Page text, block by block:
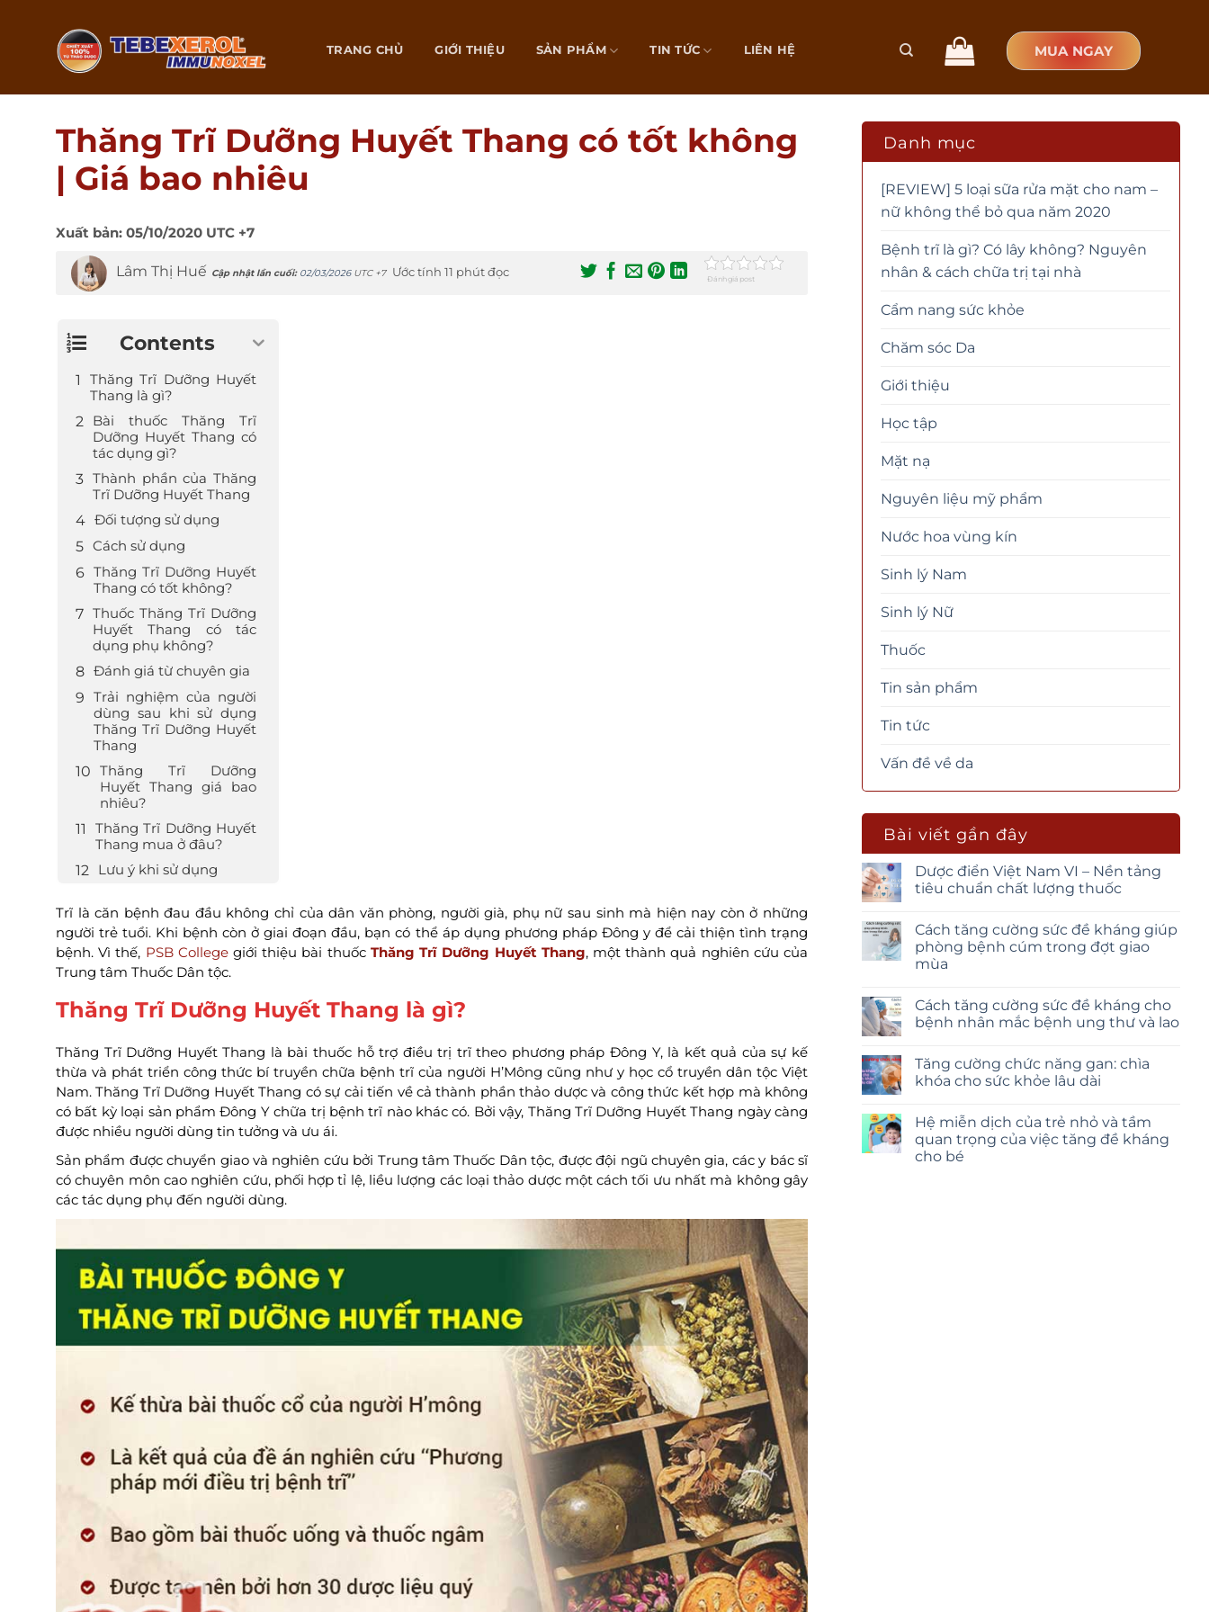
TRANG CHỦ GIỚI THIỆU SẢN PHẨM TIN TỨC LIÊN HỆ MUA NGAY
Thăng Trĩ Dưỡng Huyết Thang có tốt không
| Giá bao nhiêu
Xuất bản: 05/10/2020 UTC +7
Lâm Thị Huế Cập nhật lần cuối: 02/03/2026UTC +7 Ước tính 11 phút đọc Đánh giá post
Contents
Thăng Trĩ Dưỡng Huyết
Thang là gì?
Bài thuốc Thăng Trĩ
Dưỡng Huyết Thang có
tác dụng gì?
Thành phần của Thăng
Trĩ Dưỡng Huyết Thang
Đối tượng sử dụng
Cách sử dụng
Thăng Trĩ Dưỡng Huyết
Thang có tốt không?
Thuốc Thăng Trĩ Dưỡng
Huyết Thang có tác
dụng phụ không?
Đánh giá từ chuyên gia
Trải nghiệm của người
dùng sau khi sử dụng
Thăng Trĩ Dưỡng Huyết
Thang
Thăng Trĩ Dưỡng
Huyết Thang giá bao
nhiêu?
Thăng Trĩ Dưỡng Huyết
Thang mua ở đâu?
Lưu ý khi sử dụng
Trĩ là căn bệnh đau đầu không chỉ của dân văn phòng, người già, phụ nữ sau sinh mà hiện nay còn ở những
người trẻ tuổi. Khi bệnh còn ở giai đoạn đầu, bạn có thể áp dụng phương pháp Đông y để cải thiện tình trạng
bệnh. Vì thế, PSB Collegegiới thiệu bài thuốc Thăng Trĩ Dưỡng Huyết Thang, một thành quả nghiên cứu của
Trung tâm Thuốc Dân tộc.
Thăng Trĩ Dưỡng Huyết Thang là gì?
Thăng Trĩ Dưỡng Huyết Thang là bài thuốc hỗ trợ điều trị trĩ theo phương pháp Đông Y, là kết quả của sự kế
thừa và phát triển công thức bí truyền chữa bệnh trĩ của người H’Mông cũng như y học cổ truyền dân tộc Việt
Nam. Thăng Trĩ Dưỡng Huyết Thang có sự cải tiến về cả thành phần thảo dược và công thức kết hợp mà không
có bất kỳ loại sản phẩm Đông Y chữa trị bệnh trĩ nào khác có. Bởi vậy, Thăng Trĩ Dưỡng Huyết Thang ngày càng
được nhiều người dùng tin tưởng và ưu ái.
Sản phẩm được chuyển giao và nghiên cứu bởi Trung tâm Thuốc Dân tộc, được đội ngũ chuyên gia, các y bác sĩ
có chuyên môn cao nghiên cứu, phối hợp tỉ lệ, liều lượng các loại thảo dược một cách tối ưu nhất mà không gây
các tác dụng phụ đến người dùng.
Danh mục
[REVIEW] 5 loại sữa rửa mặt cho nam –
nữ không thể bỏ qua năm 2020
Bệnh trĩ là gì? Có lây không? Nguyên
nhân & cách chữa trị tại nhà
Cẩm nang sức khỏe
Chăm sóc Da
Giới thiệu
Học tập
Mặt nạ
Nguyên liệu mỹ phẩm
Nước hoa vùng kín
Sinh lý Nam
Sinh lý Nữ
Thuốc
Tin sản phẩm
Tin tức
Vấn đề về da
Bài viết gần đây
Dược điển Việt Nam VI – Nền tảng
tiêu chuẩn chất lượng thuốc
Cách tăng cường sức đề kháng giúp
phòng bệnh cúm trong đợt giao
mùa
Cách tăng cường sức đề kháng cho
bệnh nhân mắc bệnh ung thư và lao
Tăng cường chức năng gan: chìa
khóa cho sức khỏe lâu dài
Hệ miễn dịch của trẻ nhỏ và tầm
quan trọng của việc tăng đề kháng
cho bé